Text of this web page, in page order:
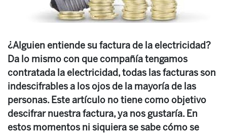
¿Alguien entiende su factura de la electricidad?
Da lo mismo con que compañía tengamos
contratada la electricidad, todas las facturas son
indescifrables a los ojos de la mayoría de las
personas. Este artículo no tiene como objetivo
descifrar nuestra factura, ya nos gustaría. En
estos momentos ni siquiera se sabe cómo se